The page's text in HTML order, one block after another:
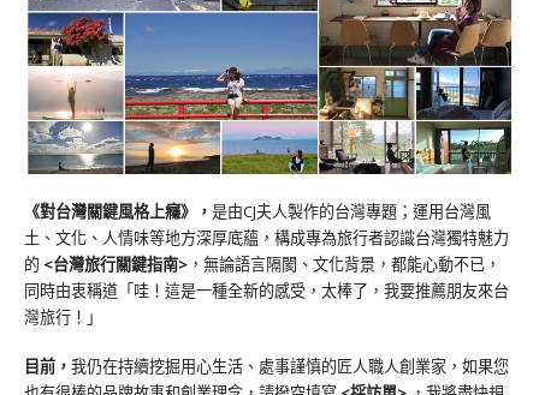
《對台灣關鍵風格上癮》 ， 是由CJ夫人製作的台灣專題；運用台灣風
土、文化、人情味等地方深厚底蘊，構成專為旅行者認識台灣獨特魅力
的 <台灣旅行關鍵指南> ，無論語言隔閡、文化背景，都能心動不已，
同時由衷稱道「哇！這是一種全新的感受，太棒了，我要推薦朋友來台
灣旅行！」
目前， 我仍在持續挖掘用心生活、處事謹慎的匠人職人創業家，如果您